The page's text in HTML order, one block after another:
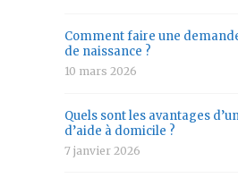
Comment faire une
de naissance ?
10 mars 2026
Quels sont les avantages
d’aide à domicile ?
7 janvier 2026